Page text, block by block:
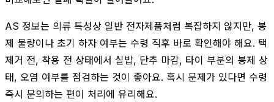
AS 정보는 의류 특성상 일반 전자제품처럼 복잡하지 않지만, 봉
제 불량이나 초기 하자 여부는 수령 직후 바로 확인해야 해요. 택
제거 전, 착용 전 상태에서 실밥, 단추 마감, 타이 부분의 봉제 상
태, 오염 여부를 점검하는 것이 좋아요. 혹시 문제가 있다면 수령
즉시 문의하는 편이 처리에 유리해요.